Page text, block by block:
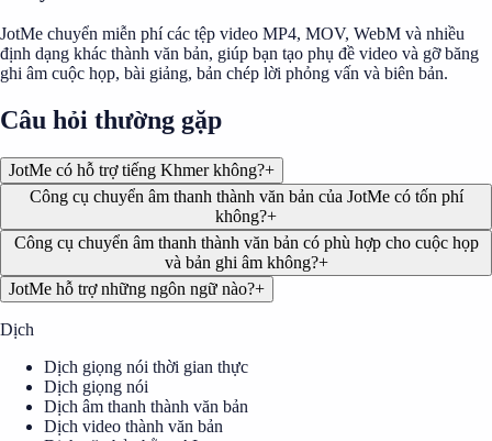
JotMe chuyển miễn phí các tệp video MP4, MOV, WebM và nhiều
định dạng khác thành văn bản, giúp bạn tạo phụ đề video và gỡ băng
ghi âm cuộc họp, bài giảng, bản chép lời phỏng vấn và biên bản.
Câu hỏi thường gặp
JotMe có hỗ trợ tiếng Khmer không?+
Công cụ chuyển âm thanh thành văn bản của JotMe có tốn phí
không?+
Công cụ chuyển âm thanh thành văn bản có phù hợp cho cuộc họp
và bản ghi âm không?+
JotMe hỗ trợ những ngôn ngữ nào?+
Dịch
Dịch giọng nói thời gian thực
Dịch giọng nói
Dịch âm thanh thành văn bản
Dịch video thành văn bản